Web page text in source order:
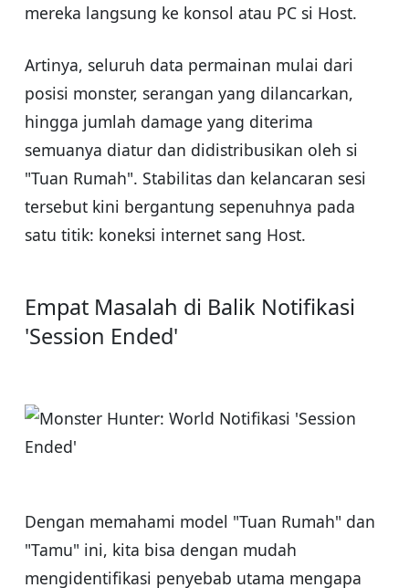
mereka langsung ke konsol atau PC si Host.
Artinya, seluruh data permainan mulai dari
posisi monster, serangan yang dilancarkan,
hingga jumlah damage yang diterima
semuanya diatur dan didistribusikan oleh si
"Tuan Rumah". Stabilitas dan kelancaran sesi
tersebut kini bergantung sepenuhnya pada
satu titik: koneksi internet sang Host.
Empat Masalah di Balik Notifikasi
'Session Ended'
Dengan memahami model "Tuan Rumah" dan
"Tamu" ini, kita bisa dengan mudah
mengidentifikasi penyebab utama mengapa